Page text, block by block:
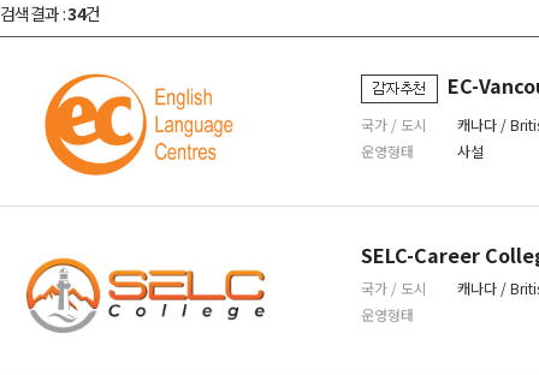
검색결과 :34건
EC-
국가 / 도시
캐나다 /
운영형태
사설
SELC-Career
국가 / 도시
캐나다 /
운영형태